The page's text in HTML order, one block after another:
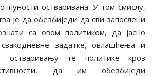
остваривана. У том смислу,
је да обезбиједи да сви запослени
са овом политиком, да јасно
свакодневне задатке, овлашћења и
остваривању те политике кроз
да им обезбиједи